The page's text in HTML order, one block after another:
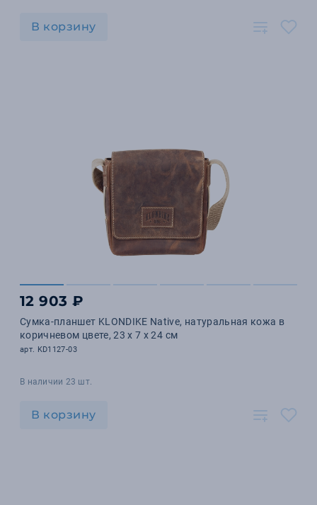
В корзину
12 903 ₽
Сумка-планшет KLONDIKE Native, натуральная кожа в
коричневом цвете, 23 х 7 х 24 см
арт. KD1127-03
В наличии 23 шт.
В корзину